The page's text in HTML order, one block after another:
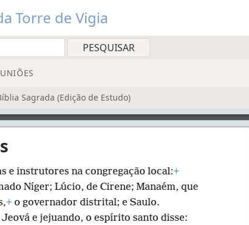
Torre de Vigia
Sagrada (Edição de Estudo)
e instrutores na congregação local:+
Níger; Lúcio, de Cirene; Manaém, que
+ o governador distrital; e Saulo.
e jejuando, o espírito santo disse: